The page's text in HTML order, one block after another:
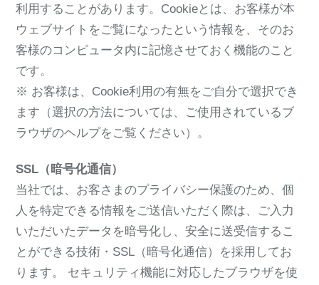
利用することがあります。Cookieとは、お客様が本
ウェブサイトをご覧になったという情報を、そのお
客様のコンピュータ内に記憶させておく機能のこと
です。
※ お客様は、Cookie利用の有無をご自分で選択でき
ます（選択の方法については、ご使用されているブ
ラウザのヘルプをご覧ください）。
SSL（暗号化通信）
当社では、お客さまのプライバシー保護のため、個
人を特定できる情報をご送信いただく際は、ご入力
いただいたデータを暗号化し、安全に送受信するこ
とができる技術・SSL（暗号化通信）を採用してお
ります。 セキュリティ機能に対応したブラウザを使